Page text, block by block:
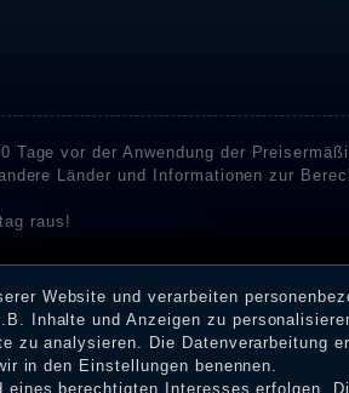
vor der Anwendung der
Länder und Informationen zur
raus!
SHOPVOTE und
Kundenbewertungen auf SHOPVOTE
deren Veröffentlichung nicht
Erhalt einer Benachrichtigungs-E-
Website und verarbeiten
Inhalte und Anzeigen zu
zu analysieren. Die Datenverarbeitung
in den Einstellungen benennen.
berechtigten Interesses erfolgen.